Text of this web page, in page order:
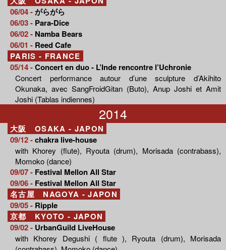
06/04 -がらがら
06/03 - Para-Dice
06/02 - Namba Bears
06/01 - Reed Cafe
PARIS - FRANCE
05/14 -Concert en duo - L’Inde rencontre l’Uchronie
Concert performance autour d’une sculpture d’Akihito
Okunaka, avec SangFroidGitan (Buto), Anup Joshi et Amit
Joshi (Tablas indiennes)
2014
大阪 OSAKA - JAPON
09/12 -chakra live-house
with Khorey (flute), Ryouta (drum), Morisada (contrabass),
Momoko (dance)
09/07 - Festival Mellon All Star
09/06 - Festival Mellon All Star
名古屋 NAGOYA - JAPON
09/05 - Ripple
京都 KYOTO - JAPON
09/02 - UrbanGuild LiveHouse
with Khorey Degushi ( flute ), Ryouta (drum), Morisada